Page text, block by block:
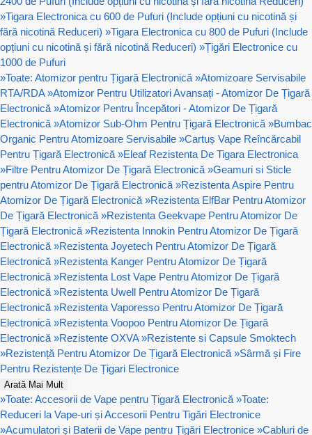
»Tigara Electronica cu 600 de Pufuri (Include opțiuni cu nicotină și
fără nicotină Reduceri) »Tigara Electronica cu 800 de Pufuri (Include
opțiuni cu nicotină și fără nicotină Reduceri) »Țigări Electronice cu
1000 de Pufuri
»Toate: Atomizor pentru Țigară Electronică »Atomizoare Servisabile
RTA/RDA »Atomizor Pentru Utilizatori Avansați - Atomizor De Țigară
Electronică »Atomizor Pentru Începători - Atomizor De Țigară
Electronică »Atomizor Sub-Ohm Pentru Țigară Electronică »Bumbac
Organic Pentru Atomizoare Servisabile »Cartuș Vape Reîncărcabil
Pentru Țigară Electronică »Eleaf Rezistenta De Tigara Electronica
»Filtre Pentru Atomizor De Țigară Electronică »Geamuri si Sticle
pentru Atomizor De Țigară Electronică »Rezistenta Aspire Pentru
Atomizor De Țigară Electronică »Rezistenta ElfBar Pentru Atomizor
De Țigară Electronică »Rezistenta Geekvape Pentru Atomizor De
Țigară Electronică »Rezistenta Innokin Pentru Atomizor De Țigară
Electronică »Rezistenta Joyetech Pentru Atomizor De Țigară
Electronică »Rezistenta Kanger Pentru Atomizor De Țigară
Electronică »Rezistenta Lost Vape Pentru Atomizor De Țigară
Electronică »Rezistenta Uwell Pentru Atomizor De Țigară
Electronică »Rezistenta Vaporesso Pentru Atomizor De Țigară
Electronică »Rezistenta Voopoo Pentru Atomizor De Țigară
Electronică »Rezistente OXVA »Rezistente si Capsule Smoktech
»Rezistență Pentru Atomizor De Țigară Electronică »Sârmă și Fire
Pentru Rezistențe De Țigari Electronice
Arată Mai Mult
»Toate: Accesorii de Vape pentru Țigară Electronică »Toate:
Reduceri la Vape-uri și Accesorii Pentru Tigări Electronice
»Acumulatori și Baterii de Vape pentru Țigări Electronice »Cabluri de